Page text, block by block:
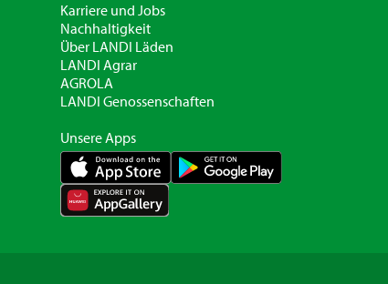
Karriere und Jobs
Nachhaltigkeit
Über LANDI Läden
LANDI Agrar
AGROLA
LANDI Genossenschaften
Unsere Apps